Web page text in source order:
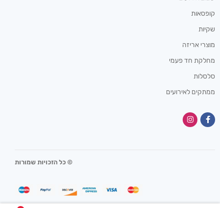
קופסאות
שקיות
מוצרי אריזה
מחלקת חד פעמי
סלסלות
ממתקים לאירועים
© כל הזכויות שמורות